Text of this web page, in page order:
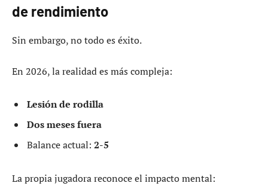
de rendimiento
Sin embargo, no todo es éxito.
En 2026, la realidad es más compleja:
Lesión de rodilla
Dos meses fuera
Balance actual: 2-5
La propia jugadora reconoce el impacto mental: